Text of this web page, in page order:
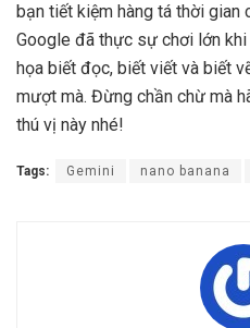
bạn tiết kiệm hàng tá thời gian
Google đã thực sự chơi lớn
họa biết đọc, biết viết và biết
mượt mà. Đừng chần chừ mà
thú vị này nhé!
Tags: Gemini nano banana